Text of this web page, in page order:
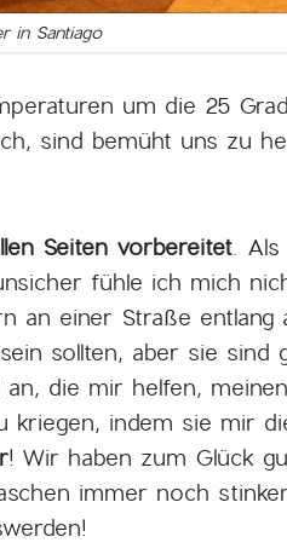
in Santiago
um die 25
sind bemüht uns zu
Seiten vorbereitet. Als
fühle ich mich
an einer Straße
sollten, aber sie sind
an, die mir helfen,
indem sie mir
! Wir haben zum Glück
immer noch